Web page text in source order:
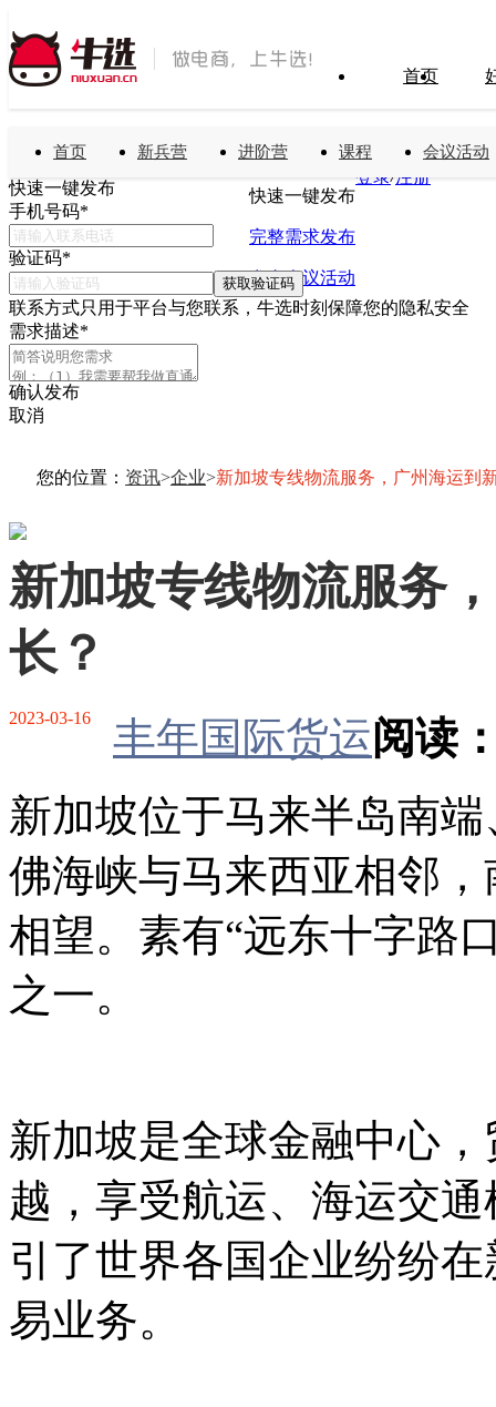
首页
搜索免费发布需求
快速一键发布
完整需求发布
发布会议活动
登录/ 注册
首页 新兵营 进阶营 课程 会议活动
快速一键发布
手机号码*
验证码*
获取验证码
联系方式只用于平台与您联系，牛选时刻保障您的隐私安全
需求描述*
确认发布
取消
您的位置： 资讯>企业>新加坡专线物流服务，广州海运到
新加坡专线物流服务
长？
丰年国际货运阅读
2023-03-16
新加坡位于马来半岛南
佛海峡与马来西亚相邻
相望。素有“远东十字路
之一。
新加坡是全球金融中心
越，享受航运、海运交
引了世界各国企业纷纷
易业务。